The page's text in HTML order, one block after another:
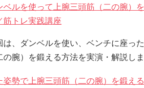
ベルを使って上腕三頭筋（二の腕）
筋トレ実践講座
は、ダンベルを使い、ベンチに座っ
の腕）を鍛える方法を実演・解説し
姿勢で上腕三頭筋（二の腕）を鍛え